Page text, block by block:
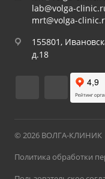
lab@volga-
mrt@volga-
155801,
д.18
© 2026 ВОЛГА-КЛИНИК
Политика обработки